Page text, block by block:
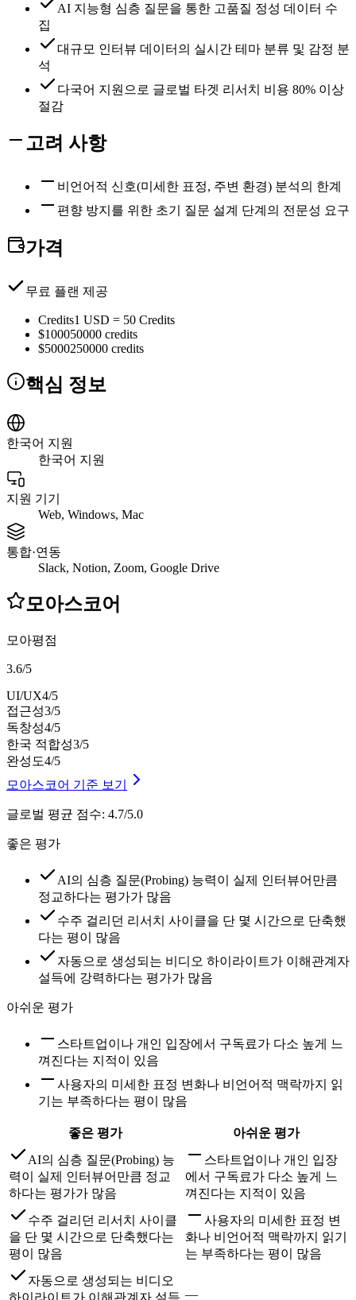
AI 지능형 심층 질문을 통한 고품질 정성 데이터 수
집
대규모 인터뷰 데이터의 실시간 테마 분류 및 감정 분
석
다국어 지원으로 글로벌 타겟 리서치 비용 80% 이상
절감
고려 사항
비언어적 신호(미세한 표정, 주변 환경) 분석의 한계
편향 방지를 위한 초기 질문 설계 단계의 전문성 요구
가격
무료 플랜 제공
Credits1 USD = 50 Credits
$100050000 credits
$5000250000 credits
핵심 정보
한국어 지원
한국어 지원
지원 기기
Web, Windows, Mac
통합·연동
Slack, Notion, Zoom, Google Drive
모아스코어
모아평점
3.6/5
UI/UX4/5
접근성3/5
독창성4/5
한국 적합성3/5
완성도4/5
모아스코어 기준 보기
글로벌 평균 점수: 4.7/5.0
좋은 평가
AI의 심층 질문(Probing) 능력이 실제 인터뷰어만큼
정교하다는 평가가 많음
수주 걸리던 리서치 사이클을 단 몇 시간으로 단축했
다는 평이 많음
자동으로 생성되는 비디오 하이라이트가 이해관계자
설득에 강력하다는 평가가 많음
아쉬운 평가
스타트업이나 개인 입장에서 구독료가 다소 높게 느
껴진다는 지적이 있음
사용자의 미세한 표정 변화나 비언어적 맥락까지 읽
기는 부족하다는 평이 많음
좋은 평가
아쉬운 평가
AI의 심층 질문(Probing) 능
력이 실제 인터뷰어만큼 정교
하다는 평가가 많음
스타트업이나 개인 입장
에서 구독료가 다소 높게 느
껴진다는 지적이 있음
수주 걸리던 리서치 사이클
을 단 몇 시간으로 단축했다는
평이 많음
사용자의 미세한 표정 변
화나 비언어적 맥락까지 읽기
는 부족하다는 평이 많음
자동으로 생성되는 비디오
하이라이트가 이해관계자 설득 —